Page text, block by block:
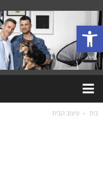
פתח סרגל נגישות
בית עיצוב הבית